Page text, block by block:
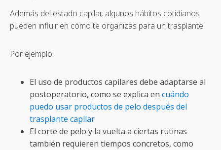
Además del estado capilar, algunos hábitos cotidianos
pueden influir en cómo te organizas para un trasplante.
Por ejemplo:
El uso de productos capilares debe adaptarse al
postoperatorio, como se explica en cuándo
puedo usar productos de pelo después del
trasplante capilar
El corte de pelo y la vuelta a ciertas rutinas
también requieren tiempos concretos, como